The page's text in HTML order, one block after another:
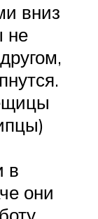
вниз
не
в
они